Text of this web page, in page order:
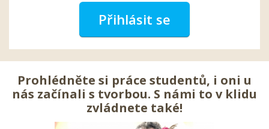
Přihlásit se
Prohlédněte si práce studentů, i oni u
nás začínali s tvorbou. S námi to v klidu
zvládnete také!